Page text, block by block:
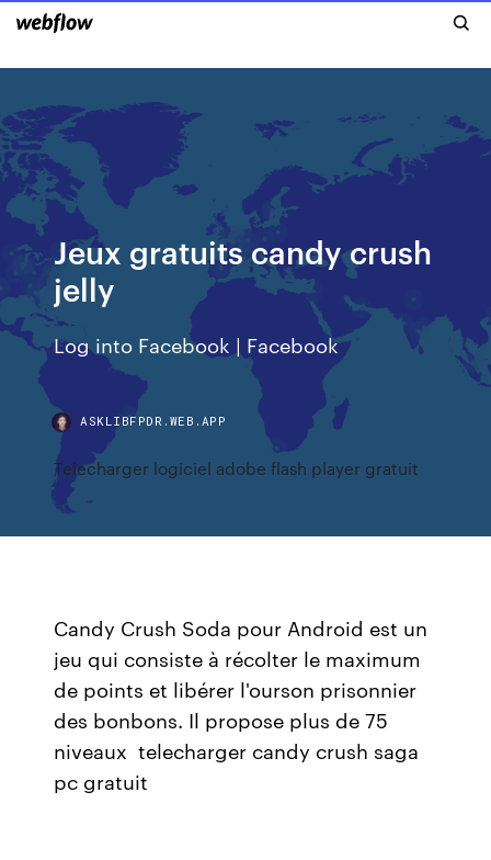
Jeux gratuits candy crush
jelly
Log into Facebook | Facebook
ASKLIBFPDR.WEB.APP
Telecharger logiciel adobe flash player gratuit
Candy Crush Soda pour Android est un
jeu qui consiste à récolter le maximum
de points et libérer l'ourson prisonnier
des bonbons. Il propose plus de 75
niveaux telecharger candy crush saga
pc gratuit